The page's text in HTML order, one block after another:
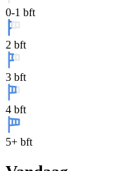
0-1 bft
2 bft
3 bft
4 bft
5+ bft